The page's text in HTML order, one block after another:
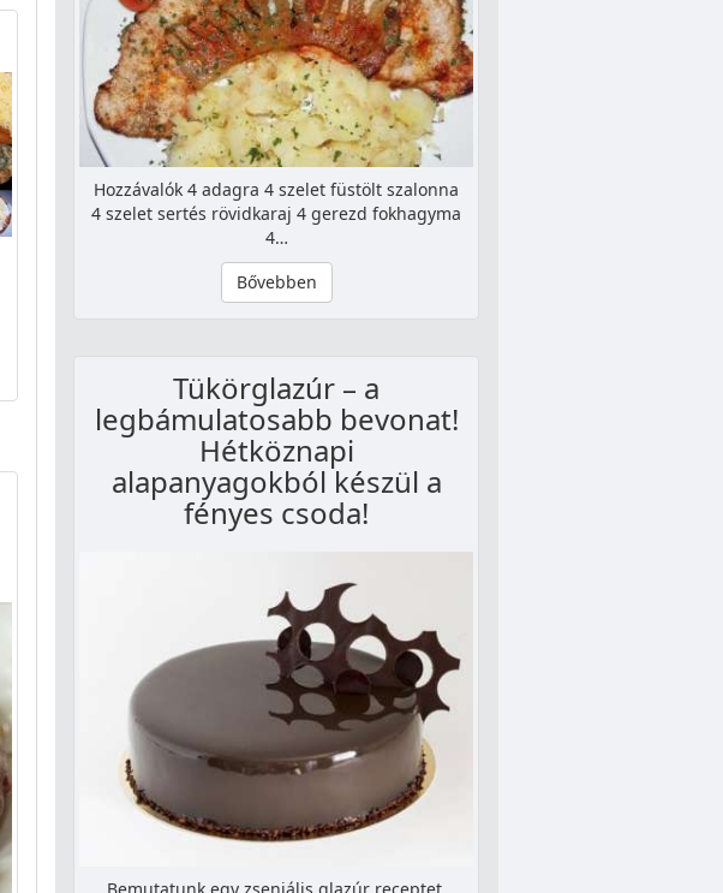
Hozzávalók 4 adagra 4 szelet füstölt szalonna
4 szelet sertés rövidkaraj 4 gerezd fokhagyma
4…
Bővebben
Tükörglazúr – a
legbámulatosabb bevonat!
Hétköznapi
alapanyagokból készül a
fényes csoda!
Bemutatunk egy zseniális glazúr receptet,